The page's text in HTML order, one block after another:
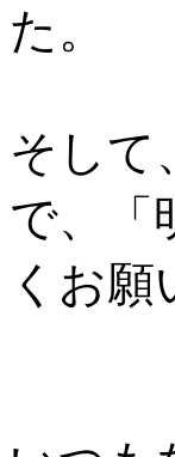
た。
そして
で、「
くお